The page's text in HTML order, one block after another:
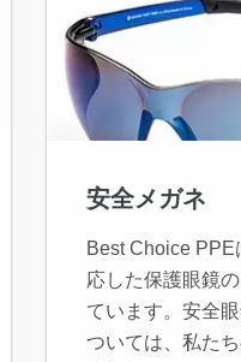
安全メガネ
Best Choice
応した保護眼鏡
ています。安全
ついては、私た